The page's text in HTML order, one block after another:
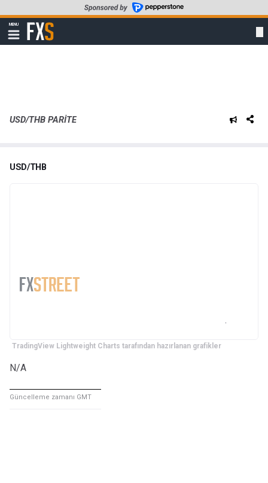
to
main
content
MENU
Show
navigation
FXStreet
USD/THB PARITE
USD/THB
TradingView Lightweight Charts tarafından hazırlanan grafikler
N/A
Güncelleme zamanı GMT